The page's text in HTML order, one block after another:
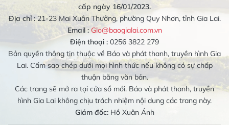
cấp ngày 16/01/2023.
Địa chỉ :21-23 Mai Xuân Thưởng, phường Quy Nhơn, tỉnh Gia Lai.
Email : Glo@baogialai.com.vn
Điện thoại : 0256 3822 279
Bản quyền thông tin thuộc về Báo và phát thanh, truyền hình Gia
Lai. Cấm sao chép dưới mọi hình thức nếu không có sự chấp
thuận bằng văn bản.
Các trang sẽ mở ra tại cửa sổ mới. Báo và phát thanh, truyền
hình Gia Lai không chịu trách nhiệm nội dung các trang này.
Giám đốc:Hồ Xuân Ánh